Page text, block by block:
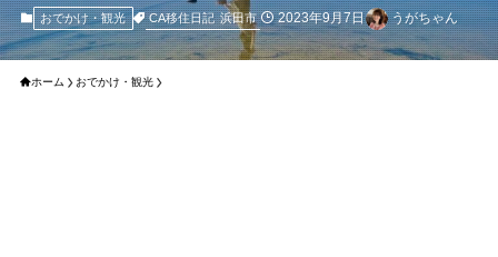
おでかけ・観光 CA移住日記 浜田市 2023年9月7日 うがちゃん
ホーム おでかけ・観光